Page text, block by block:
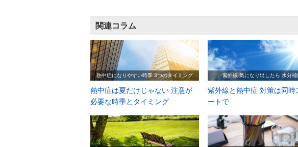
関連コラム
熱中症は夏だけじゃない 注意が
必要な時季とタイミング
熱中症になりやすい時季 3つのタイミング
紫外線と熱中症 対策は同時
ートで
紫外線 気になり出したら 水分補